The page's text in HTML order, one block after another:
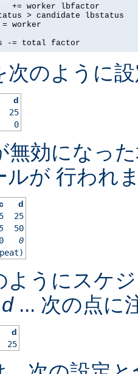
+= worker lbfactor
> candidate lbstatus
worker
-= total factor
次のように
d
25
0
無効になっ
ルが 行われ
d
25
50
0
0
ようにスケ
d... 次の点に
d
25